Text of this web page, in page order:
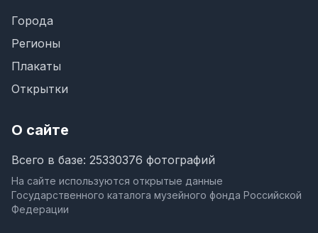
Города
Регионы
Плакаты
Открытки
О сайте
Всего в базе: 25330376 фотографий
На сайте используются открытые данные
Государственного каталога музейного фонда Российской
Федерации